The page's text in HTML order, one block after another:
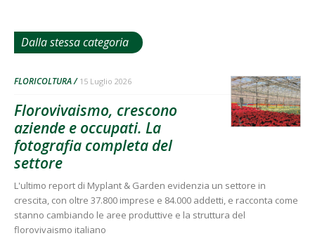
Dalla stessa categoria
FLORICOLTURA 15 Luglio 2026
Florovivaismo, crescono
aziende e occupati. La
fotografia completa del
settore
L'ultimo report di Myplant & Garden evidenzia un settore in
crescita, con oltre 37.800 imprese e 84.000 addetti, e racconta come
stanno cambiando le aree produttive e la struttura del
florovivaismo italiano